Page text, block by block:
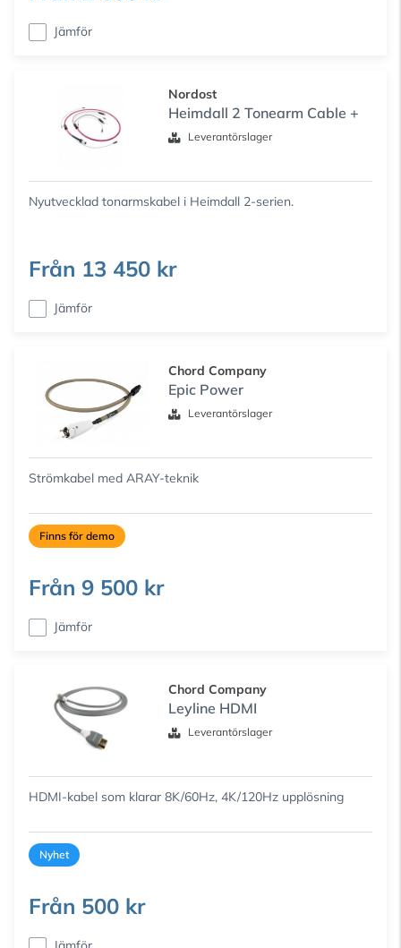
Jämför
Nordost
Heimdall 2 Tonearm Cable +
Leverantörslager
Nyutvecklad tonarmskabel i Heimdall 2-serien.
Från 13 450 kr
Jämför
Chord Company
Epic Power
Leverantörslager
Strömkabel med ARAY-teknik
Finns för demo
Från 9 500 kr
Jämför
Chord Company
Leyline HDMI
Leverantörslager
HDMI-kabel som klarar 8K/60Hz, 4K/120Hz upplösning
Nyhet
Från 500 kr